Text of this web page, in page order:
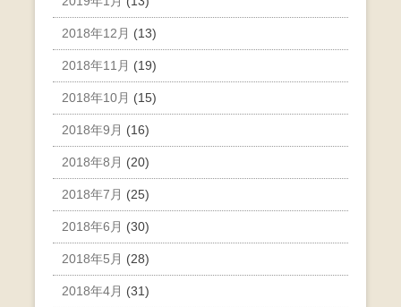
2018年12月 (13)
2018年11月 (19)
2018年10月 (15)
2018年9月 (16)
2018年8月 (20)
2018年7月 (25)
2018年6月 (30)
2018年5月 (28)
2018年4月 (31)